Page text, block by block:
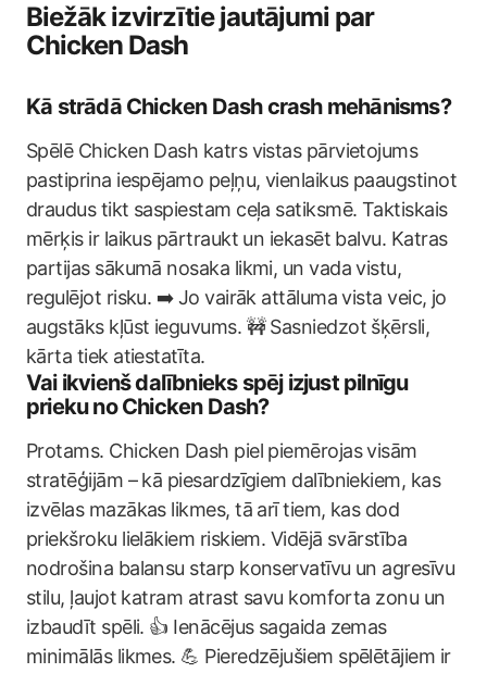
Biežāk izvirzītie jautājumi par
Chicken Dash
Kā strādā Chicken Dash crash mehānisms?
Spēlē Chicken Dash katrs vistas pārvietojums
pastiprina iespējamo peļņu, vienlaikus paaugstinot
draudus tikt saspiestam ceļa satiksmē. Taktiskais
mērķis ir laikus pārtraukt un iekasēt balvu. Katras
partijas sākumā nosaka likmi, un vada vistu,
regulējot risku. ➡️ Jo vairāk attāluma vista veic, jo
augstāks kļūst ieguvums. 🚧 Sasniedzot šķērsli,
kārta tiek atiestatīta.
Vai ikvienš dalībnieks spēj izjust pilnīgu
prieku no Chicken Dash?
Protams. Chicken Dash piel piemērojas visām
stratēģijām – kā piesardzīgiem dalībniekiem, kas
izvēlas mazākas likmes, tā arī tiem, kas dod
priekšroku lielākiem riskiem. Vidējā svārstība
nodrošina balansu starp konservatīvu un agresīvu
stilu, ļaujot katram atrast savu komforta zonu un
izbaudīt spēli. 👍 Ienācējus sagaida zemas
minimālās likmes. 💪 Pieredzējušiem spēlētājiem ir